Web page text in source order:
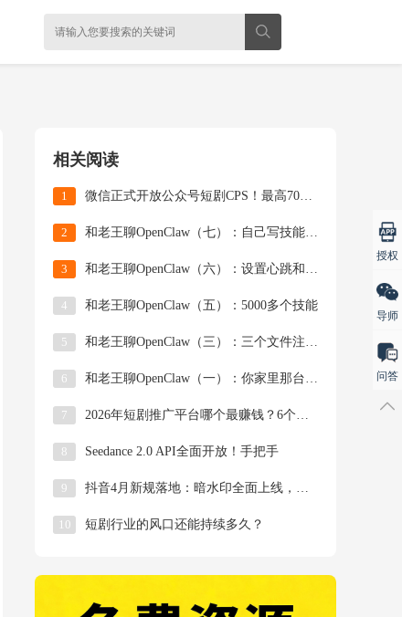
相关阅读
1 微信正式开放公众号短剧CPS！最高70%分成，又
2 和老王聊OpenClaw（七）：自己写技能、Ma
3 和老王聊OpenClaw（六）：设置心跳和定时任
4 和老王聊OpenClaw（五）：5000多个技能
5 和老王聊OpenClaw（三）：三个文件注入灵魂
6 和老王聊OpenClaw（一）：你家里那台吃灰的
7 2026年短剧推广平台哪个最赚钱？6个平台政策全
8 Seedance 2.0 API全面开放！手把手
9 抖音4月新规落地：暗水印全面上线，搬运混剪商家将
10 短剧行业的风口还能持续多久？
授权
导师
问答